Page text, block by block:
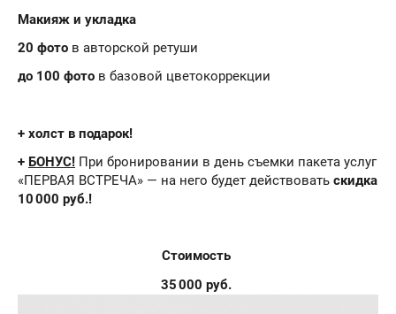
Макияж и укладка
20 фото в авторской ретуши
до 100 фото в базовой цветокоррекции
+ холст в подарок!
+ БОНУС! При бронировании в день съемки пакета услуг
«ПЕРВАЯ ВСТРЕЧА» — на него будет действовать скидка
10 000 руб.!
Стоимость
35 000 руб.